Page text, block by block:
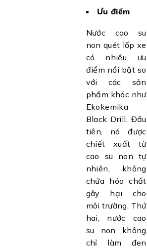
Ưu điểm
Nước cao su
non quét lốp xe
có nhiều ưu
điểm nổi bật so
với các sản
phẩm khác như
Ekokemika
Black Drill. Đầu
tiên, nó được
chiết xuất từ
cao su non tự
nhiên, không
chứa hóa chất
gây hại cho
môi trường. Thứ
hai, nước cao
su non không
chỉ làm đen